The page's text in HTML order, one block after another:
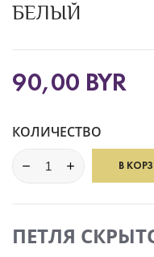
БЕЛЫЙ
90,00 BYR
КОЛИЧЕСТВО
В
ПЕТЛЯ